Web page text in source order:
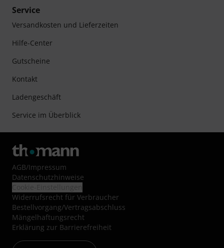
Service
Versandkosten und Lieferzeiten
Hilfe-Center
Gutscheine
Kontakt
Ladengeschäft
Service im Überblick
AGB/Impressum
Datenschutzhinweise
Widerrufsrecht für Verbraucher
Bestellvorgang/Vertragsabschluss
Mängelhaftungsrecht
Erklärung zur Barrierefreiheit